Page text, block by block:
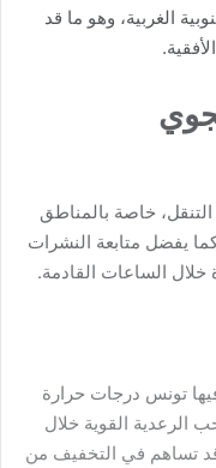
الغربية، وهو ما قد
خاصة بالمناطق
يفضل متابعة النشرات
خلال الساعات القادمة.
تونس درجات حرارة
القوية خلال
قد تساهم في التخفيف من